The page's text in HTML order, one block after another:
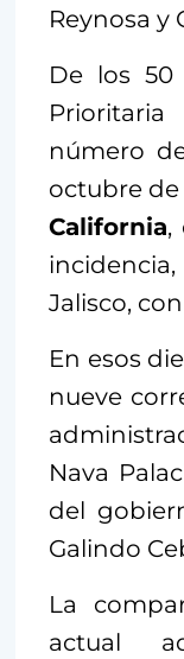
Reynosa y
De los 50
número
octubre de
California,
Jalisco, con
En esos
nueve
Nava
del
Galindo
La
actual